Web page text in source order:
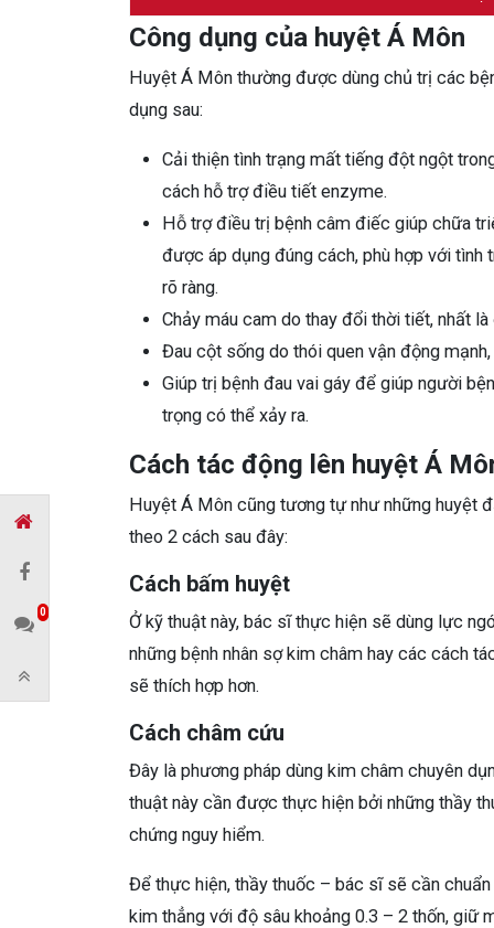
Công dụng của huyệt Á Môn
Huyệt Á Môn thường được dùng chủ trị các
dụng sau:
Cải thiện tình trạng mất tiếng đột ngột
cách hỗ trợ điều tiết enzyme.
Hỗ trợ điều trị bệnh câm điếc giúp chữa
được áp dụng đúng cách, phù hợp với
rõ ràng.
Chảy máu cam do thay đổi thời tiết, nhất
Đau cột sống do thói quen vận động
Giúp trị bệnh đau vai gáy để giúp người
trọng có thể xảy ra.
Cách tác động lên huyệt Á
Huyệt Á Môn cũng tương tự như những huyệt
theo 2 cách sau đây:
Cách bấm huyệt
Ở kỹ thuật này, bác sĩ thực hiện sẽ dùng lực
những bệnh nhân sợ kim châm hay các cách
sẽ thích hợp hơn.
Cách châm cứu
Đây là phương pháp dùng kim châm chuyên
thuật này cần được thực hiện bởi những thầy
chứng nguy hiểm.
Để thực hiện, thầy thuốc – bác sĩ sẽ cần
kim thẳng với độ sâu khoảng 0.3 – 2 thốn, giữ
0